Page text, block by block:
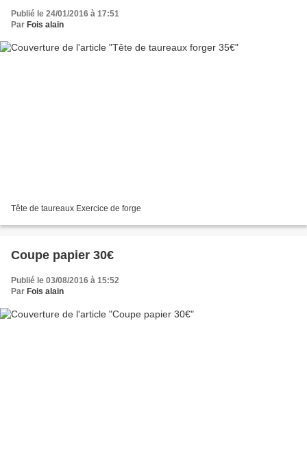
Publié le 24/01/2016 à 17:51
Par Fois alain
Tête de taureaux Exercice de forge
Coupe papier 30€
Publié le 03/08/2016 à 15:52
Par Fois alain